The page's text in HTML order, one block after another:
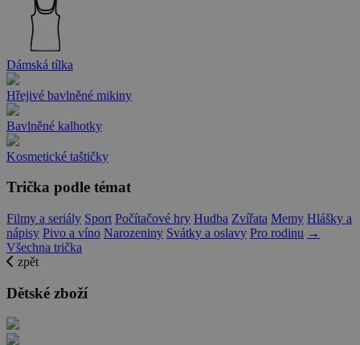
Dámská tílka
Hřejivé bavlněné mikiny
Bavlněné kalhotky
Kosmetické taštičky
Trička podle témat
Filmy a seriály Sport Počítačové hry Hudba Zvířata Memy Hlášky a
nápisy Pivo a víno Narozeniny Svátky a oslavy Pro rodinu →
Všechna trička
zpět
Dětské zboží